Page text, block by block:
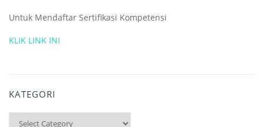
Untuk Mendaftar Sertifikasi Kompetensi
KLIK LINK INI
KATEGORI
Kategori